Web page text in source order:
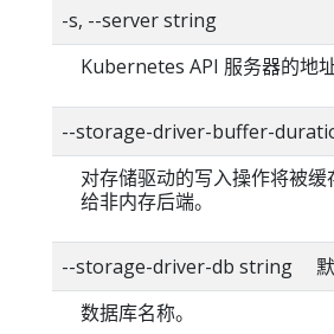
-s, --server string
Kubernetes API 服务器的地址
--storage-driver-buffer-
对存储驱动的写入操作将被
给非内存后端。
--storage-driver-db string 默
数据库名称。